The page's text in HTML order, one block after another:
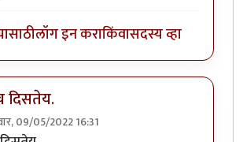
लॉग इन कराकिंवासदस्य व्हा
दिसतेय.
09/05/2022 16:31